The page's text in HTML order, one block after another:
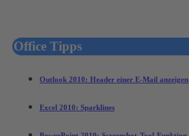
Office Tipps
Outlook 2010: Header einer E-Mail anzeigen
Excel 2010: Sparklines